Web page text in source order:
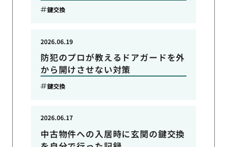
鍵交換
防犯のプロが教えるドアガードを外
から開けさせない対策
2026.06.19
鍵交換
中古物件への入居時に玄関の鍵交換
2026.06.17